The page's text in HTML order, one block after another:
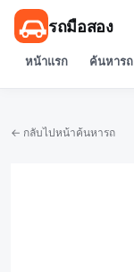
รถมือสอง
หน้าแรก ค้นหารถ
← กลับไปหน้าค้นหารถ